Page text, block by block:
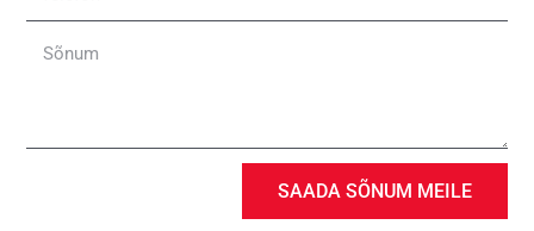
Sõnum
SAADA SÕNUM MEILE